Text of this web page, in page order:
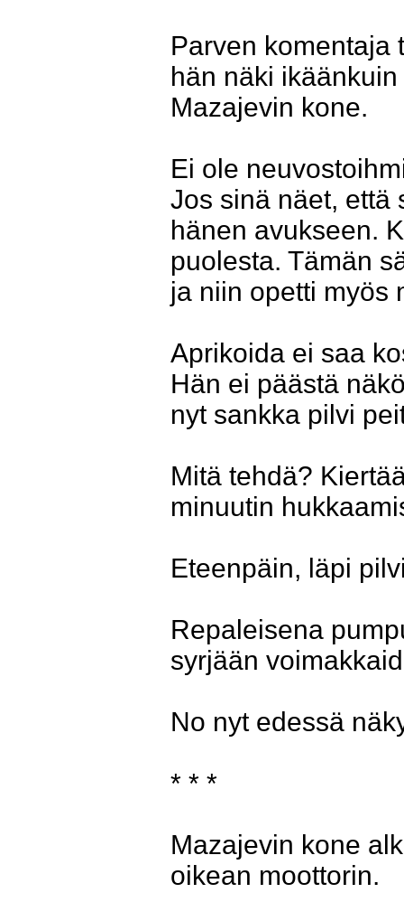
Parven komentaja
hän näki
Mazajevin kone.
Ei ole
Jos sinä näet, että
hänen avukseen.
puolesta. Tämän
ja niin opetti myös
Aprikoida ei saa
Hän ei päästä
nyt sankka pilvi
Mitä tehdä?
minuutin
Eteenpäin, läpi
Repaleisena
syrjään
No nyt edessä
* * *
Mazajevin kone
oikean moottorin.